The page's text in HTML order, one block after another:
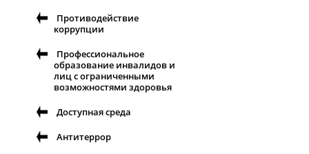
Противодействие
коррупции
Профессиональное
образование инвалидов и
лиц с ограниченными
возможностями здоровья
Доступная среда
Антитеррор